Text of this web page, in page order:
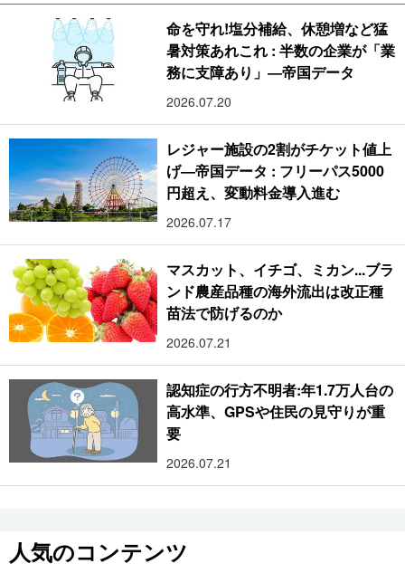
命を守れ!塩分補給、休憩増など猛
暑対策あれこれ : 半数の企業が「業
務に支障あり」―帝国データ
2026.07.20
レジャー施設の2割がチケット値上
げ―帝国データ : フリーパス5000
円超え、変動料金導入進む
2026.07.17
マスカット、イチゴ、ミカン...ブラ
ンド農産品種の海外流出は改正種
苗法で防げるのか
2026.07.21
認知症の行方不明者:年1.7万人台の
高水準、GPSや住民の見守りが重
要
2026.07.21
人気のコンテンツ